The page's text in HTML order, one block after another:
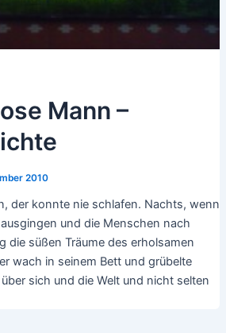
Mann –
2010
der konnte nie schlafen. Nachts, wenn
und die Menschen nach
die süßen Träume des erholsamen
wach in seinem Bett und grübelte
sich und die Welt und nicht selten